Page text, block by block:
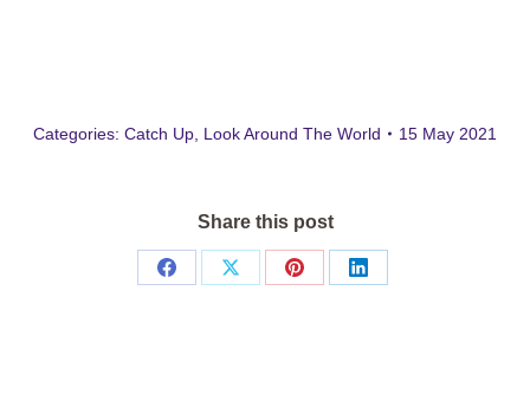
Categories: Catch Up Look Around The World 15 May 2021
Share this post
Share
Share
Share
Share